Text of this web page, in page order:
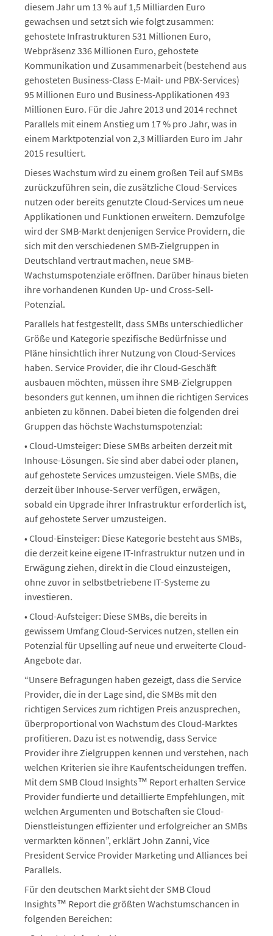
diesem Jahr um 13 % auf 1,5 Milliarden Euro
gewachsen und setzt sich wie folgt zusammen:
gehostete Infrastrukturen 531 Millionen Euro,
Webpräsenz 336 Millionen Euro, gehostete
Kommunikation und Zusammenarbeit (bestehend aus
gehosteten Business-Class E-Mail- und PBX-Services)
95 Millionen Euro und Business-Applikationen 493
Millionen Euro. Für die Jahre 2013 und 2014 rechnet
Parallels mit einem Anstieg um 17 % pro Jahr, was in
einem Marktpotenzial von 2,3 Milliarden Euro im Jahr
2015 resultiert.
Dieses Wachstum wird zu einem großen Teil auf SMBs
zurückzuführen sein, die zusätzliche Cloud-Services
nutzen oder bereits genutzte Cloud-Services um neue
Applikationen und Funktionen erweitern. Demzufolge
wird der SMB-Markt denjenigen Service Providern, die
sich mit den verschiedenen SMB-Zielgruppen in
Deutschland vertraut machen, neue SMB-
Wachstumspotenziale eröffnen. Darüber hinaus bieten
ihre vorhandenen Kunden Up- und Cross-Sell-
Potenzial.
Parallels hat festgestellt, dass SMBs unterschiedlicher
Größe und Kategorie spezifische Bedürfnisse und
Pläne hinsichtlich ihrer Nutzung von Cloud-Services
haben. Service Provider, die ihr Cloud-Geschäft
ausbauen möchten, müssen ihre SMB-Zielgruppen
besonders gut kennen, um ihnen die richtigen Services
anbieten zu können. Dabei bieten die folgenden drei
Gruppen das höchste Wachstumspotenzial:
• Cloud-Umsteiger: Diese SMBs arbeiten derzeit mit
Inhouse-Lösungen. Sie sind aber dabei oder planen,
auf gehostete Services umzusteigen. Viele SMBs, die
derzeit über Inhouse-Server verfügen, erwägen,
sobald ein Upgrade ihrer Infrastruktur erforderlich ist,
auf gehostete Server umzusteigen.
• Cloud-Einsteiger: Diese Kategorie besteht aus SMBs,
die derzeit keine eigene IT-Infrastruktur nutzen und in
Erwägung ziehen, direkt in die Cloud einzusteigen,
ohne zuvor in selbstbetriebene IT-Systeme zu
investieren.
• Cloud-Aufsteiger: Diese SMBs, die bereits in
gewissem Umfang Cloud-Services nutzen, stellen ein
Potenzial für Upselling auf neue und erweiterte Cloud-
Angebote dar.
“Unsere Befragungen haben gezeigt, dass die Service
Provider, die in der Lage sind, die SMBs mit den
richtigen Services zum richtigen Preis anzusprechen,
überproportional von Wachstum des Cloud-Marktes
profitieren. Dazu ist es notwendig, dass Service
Provider ihre Zielgruppen kennen und verstehen, nach
welchen Kriterien sie ihre Kaufentscheidungen treffen.
Mit dem SMB Cloud Insights™ Report erhalten Service
Provider fundierte und detaillierte Empfehlungen, mit
welchen Argumenten und Botschaften sie Cloud-
Dienstleistungen effizienter und erfolgreicher an SMBs
vermarkten können”, erklärt John Zanni, Vice
President Service Provider Marketing und Alliances bei
Parallels.
Für den deutschen Markt sieht der SMB Cloud
Insights™ Report die größten Wachstumschancen in
folgenden Bereichen: